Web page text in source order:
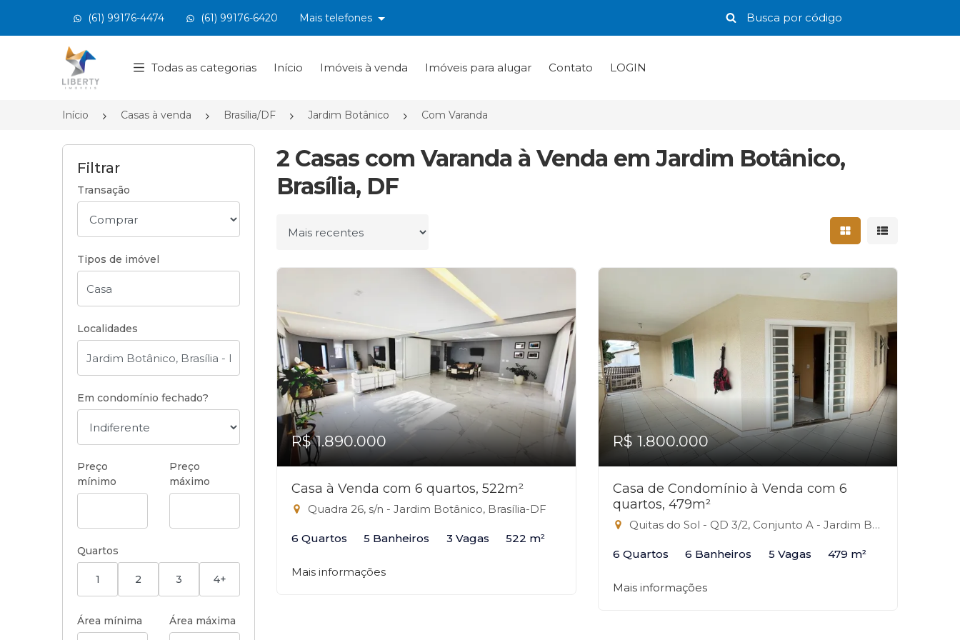
(61) 99176-4474 (61) 99176-6420 Mais telefones
Página inicial
Todas as categorias Início Imóveis à venda Imóveis para alugar Contato LOGIN
Início Casas à venda Brasília/DF Jardim Botânico Com Varanda
Filtrar
Transação
Tipos de imóvel
Localidades
Em condomínio fechado?
Preço
mínimo
Preço
máximo
Quartos
1 2 3 4+
Área mínima Área máxima
2 Casas com Varanda à Venda em Jardim Botânico,
Brasília, DF
Ordenar por Mostrar resultados
Mostrar
R$ 1.890.000
Casa à Venda com 6 quartos, 522m²
Quadra 26, s/n - Jardim Botânico, Brasília-DF
6 Quartos 5 Banheiros 3 Vagas 522 m²
Mais informações
R$ 1.800.000
Casa de Condomínio à Venda com 6
quartos, 479m²
Quitas do Sol - QD 3/2, Conjunto A - Jardim Botânico, Brasília-DF
6 Quartos 6 Banheiros 5 Vagas 479 m²
Mais informações